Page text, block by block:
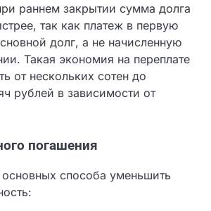
вы видите, что полная
(ПСК) рассчитывается
срока. Однако при раннем
уменьшается быстрее,
первую очередь гасит
не начисленную прибыль
на переплате может
от суммы.
погашения